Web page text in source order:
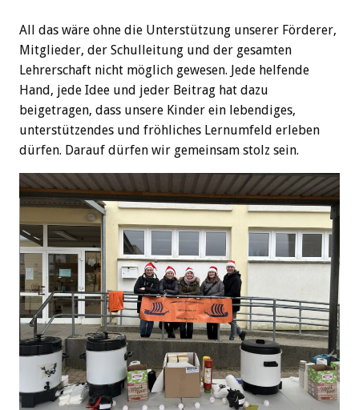
All das wäre ohne die Unterstützung unserer Förderer,
Mitglieder, der Schulleitung und der gesamten
Lehrerschaft nicht möglich gewesen. Jede helfende
Hand, jede Idee und jeder Beitrag hat dazu
beigetragen, dass unsere Kinder ein lebendiges,
unterstützendes und fröhliches Lernumfeld erleben
dürfen. Darauf dürfen wir gemeinsam stolz sein.